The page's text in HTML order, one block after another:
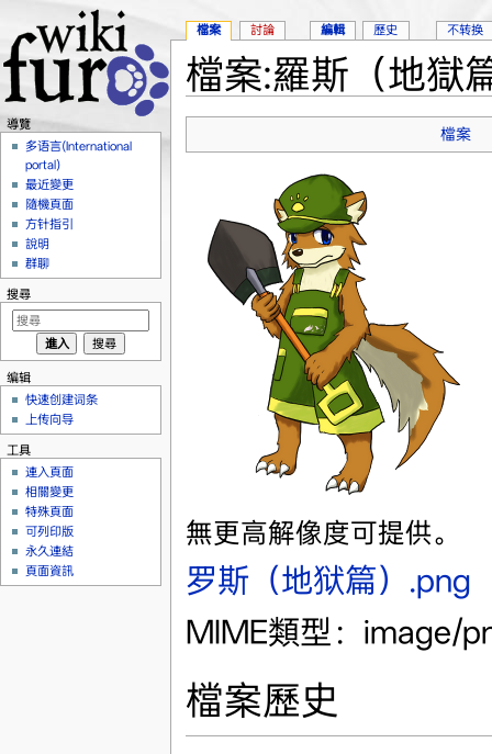
檔案:羅斯（地獄
檔案
無更高解像度可提供。
罗斯（地狱篇）.png
MIME類型：image/
檔案歷史
檔案 討論 編輯 歷史 不转换
導覽
多语言(International
portal)
最近變更
隨機頁面
方针指引
說明
群聊
搜尋
编辑
快速创建词条
上传向导
工具
連入頁面
相關變更
特殊頁面
可列印版
永久連結
頁面資訊